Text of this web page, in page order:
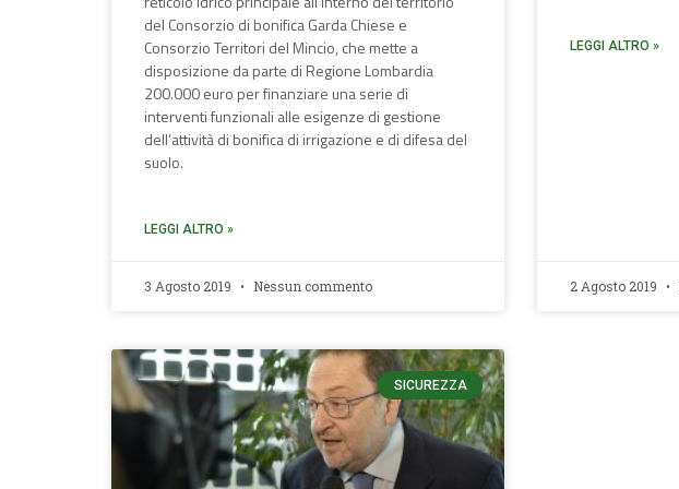
del Consorzio di bonifica Garda Chiese e
Consorzio Territori del Mincio, che mette a
disposizione da parte di Regione Lombardia
200.000 euro per finanziare una serie di
interventi funzionali alle esigenze di gestione
dell’attività di bonifica di irrigazione e di difesa del
suolo.
LEGGI ALTRO »
3 Agosto 2019 Nessun commento
LEGGI ALTRO »
2 Agosto 2019
SICUREZZA